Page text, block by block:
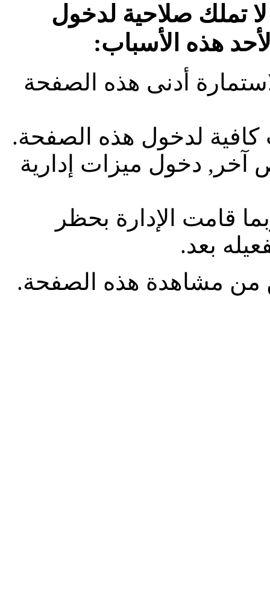
تملك صلاحية لدخول
هذه الأسباب:
أدنى هذه الصفحة
كافية لدخول هذه الصفحة.
دخول ميزات إدارية
قامت الإدارة بحظر
بعد.
مشاهدة هذه الصفحة.